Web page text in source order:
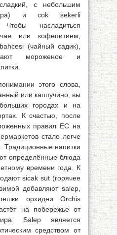
с небольшим
и cok sekerli
Чтобы насладиться
или кофепитием,
(чайный садик),
мороженое и
этого слова,
или каппучино, вы
городах и на
К счастью, после
правил ЕС на
стало легче
Традиционные напитки
определённые блюда
времени года. К
sicak sut (горячее
добавляют salep,
орхидеи Orchis
на побережье от
Salep является
средством от